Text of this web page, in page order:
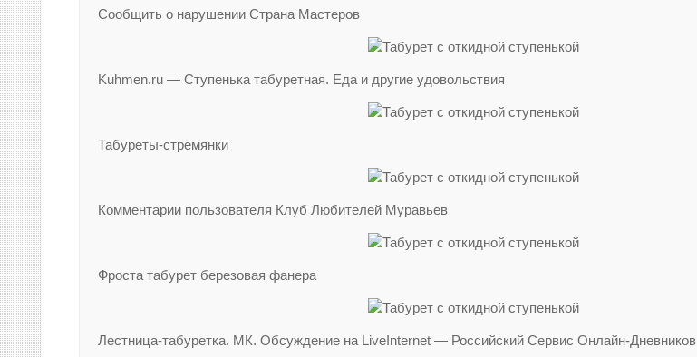
Сообщить о нарушении Страна Мастеров
Kuhmen.ru — Ступенька табуретная. Еда и другие удовольствия
Табуреты-стремянки
Комментарии пользователя Клуб Любителей Муравьев
Фроста табурет березовая фанера
Лестница-табуретка. МК. Обсуждение на LiveInternet — Российский Сервис Онлайн-Дневников